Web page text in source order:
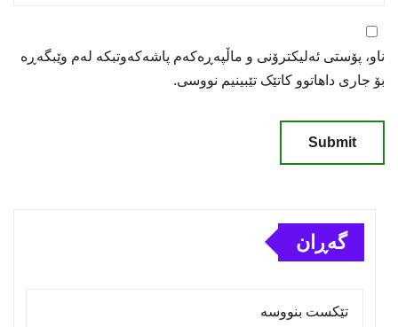
ناو، پۆستی ئەلیکترۆنی و ماڵپەڕەکەم پاشەکەوتبکە لەم وێبگەڕە
بۆ جاری داهاتوو کاتێک تێبینیم نووسی.
گەڕان